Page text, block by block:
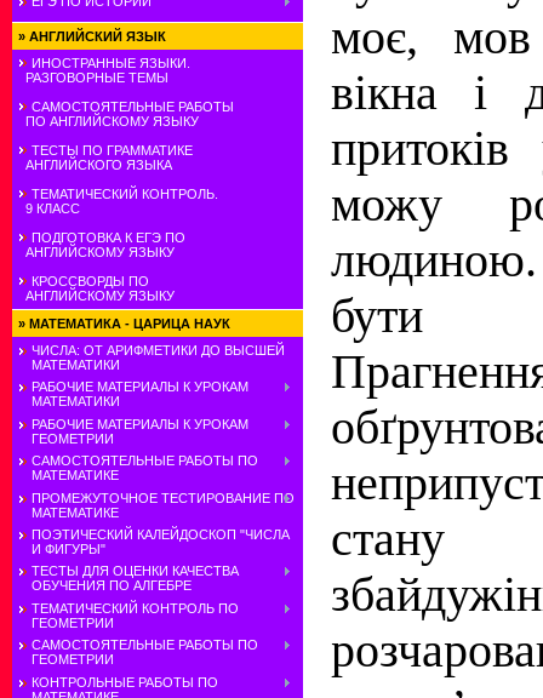
» АНГЛИЙСКИЙ ЯЗЫК
ИНОСТРАННЫЕ ЯЗЫКИ.
РАЗГОВОРНЫЕ ТЕМЫ
САМОСТОЯТЕЛЬНЫЕ РАБОТЫ
ПО АНГЛИЙСКОМУ ЯЗЫКУ
ТЕСТЫ ПО ГРАММАТИКЕ
АНГЛИЙСКОГО ЯЗЫКА
ТЕМАТИЧЕСКИЙ КОНТРОЛЬ.
9 КЛАСС
ПОДГОТОВКА К ЕГЭ ПО
АНГЛИЙСКОМУ ЯЗЫКУ
КРОССВОРДЫ ПО
АНГЛИЙСКОМУ ЯЗЫКУ
» МАТЕМАТИКА - ЦАРИЦА НАУК
ЧИСЛА: ОТ АРИФМЕТИКИ ДО ВЫСШЕЙ
МАТЕМАТИКИ
РАБОЧИЕ МАТЕРИАЛЫ К УРОКАМ
МАТЕМАТИКИ
РАБОЧИЕ МАТЕРИАЛЫ К УРОКАМ
ГЕОМЕТРИИ
САМОСТОЯТЕЛЬНЫЕ РАБОТЫ ПО
МАТЕМАТИКЕ
ПРОМЕЖУТОЧНОЕ ТЕСТИРОВАНИЕ ПО
МАТЕМАТИКЕ
ПОЭТИЧЕСКИЙ КАЛЕЙДОСКОП "ЧИСЛА
И ФИГУРЫ"
ТЕСТЫ ДЛЯ ОЦЕНКИ КАЧЕСТВА
ОБУЧЕНИЯ ПО АЛГЕБРЕ
ТЕМАТИЧЕСКИЙ КОНТРОЛЬ ПО
ГЕОМЕТРИИ
САМОСТОЯТЕЛЬНЫЕ РАБОТЫ ПО
ГЕОМЕТРИИ
КОНТРОЛЬНЫЕ РАБОТЫ ПО
моє, мов
вікна і
можу
бути
стану